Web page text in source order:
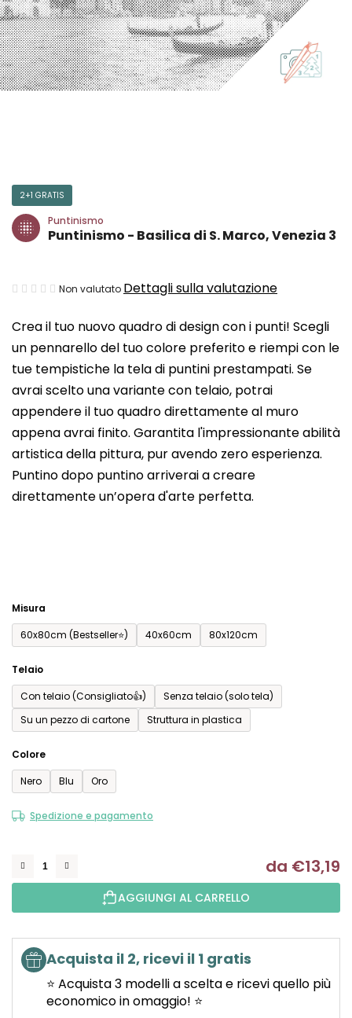
Crea il tuo nuovo quadro di design con i punti! Scegli
un pennarello del tuo colore preferito e riempi con le
tue tempistiche la tela di puntini prestampati. Se
avrai scelto una variante con telaio, potrai
appendere il tuo quadro direttamente al muro
appena avrai finito. Garantita l'impressionante abilità
artistica della pittura, pur avendo zero esperienza.
Puntino dopo puntino arriverai a creare
direttamente un’opera d'arte perfetta.
Misura
60x80cm (Bestseller⭐)
40x60cm 80x120cm
Telaio
Con telaio (Consigliato👍)
Senza telaio (solo tela)
Su un pezzo di cartone
Struttura in plastica
Colore
Nero
Blu Oro
Spedizione e pagamento
da €13,19
AGGIUNGI AL CARRELLO
Acquista il 2, ricevi il 1 gratis
⭐ Acquista 3 modelli a scelta e ricevi quello più
economico in omaggio! ⭐
2+1 GRATIS
Puntinismo
Puntinismo - Basilica di S. Marco, Venezia 3
La
media
del
prodotto
è
0,0
su
5
stelle.
Non valutato Dettagli sulla valutazione